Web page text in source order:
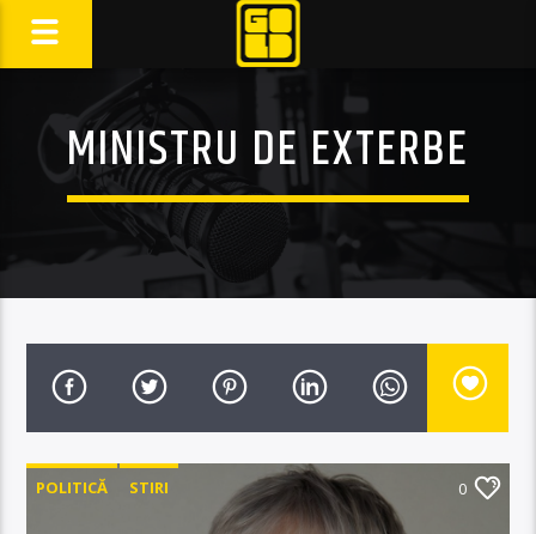
MINISTRU DE EXTERBE
POLITICĂ STIRI 0